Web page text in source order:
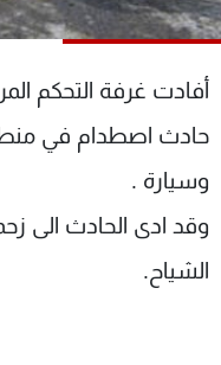
حادث اصطدام في
وسيارة .
وقد ادى الحادث الى
الشياح.
جدول البرامج
شاهد البرامج
الترددات
عن MTV
الإنـتـاج
لاعلاناتكم